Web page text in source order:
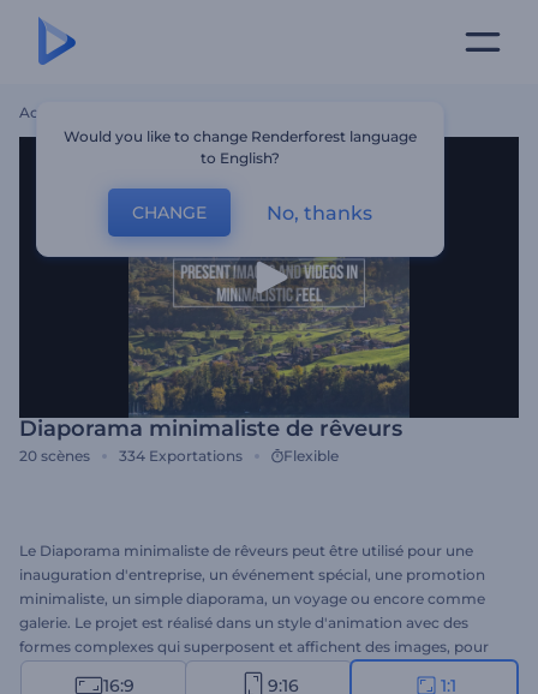
Accueil
Diaporama minimaliste de rêveurs
20 scènes 334 Exportations Flexible
Le Diaporama minimaliste de rêveurs peut être utilisé pour une
inauguration d'entreprise, un événement spécial, une promotion
minimaliste, un simple diaporama, un voyage ou encore comme
galerie. Le projet est réalisé dans un style d'animation avec des
formes complexes qui superposent et affichent des images, pour
une vidéo simple mais attrayante. Ce modèle dispose de texte et de
16:9 9:16 1:1
Would you like to change Renderforest language
to English?
CHANGE No, thanks